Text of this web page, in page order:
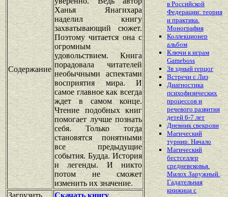
Содержание
Ханья Янагихара
наделил книгу
захватывающий сюжет.
Поэтому читается она с
огромным
удовольствием. Книга
порадовала читателей
необычными аспектами
восприятия мира. И
самое главное как всегда
ждет в самом конце.
Чтение подобных книг
помогает лучше познать
себя. Только тогда
становятся понятными
все предыдущие
события. Будда. История
и легенды. И никто
потом не сможет
изменить их значение.
Загрузить
Скачать книгу
в Российской
Федерации: теория
и практика.
Монография
Коллекционер
альбом
Ключи к играм
Gameboss
Зв здный герцог
Встречи с Лиз
Диагностика
психофизических
процессов и
речевого развития
детей 6-7 лет
Дневник свекрови
Магический
турнир. Начало
Магический
бестселлер
средневековья.
Милох Заружный.
Гадательная
книжица с